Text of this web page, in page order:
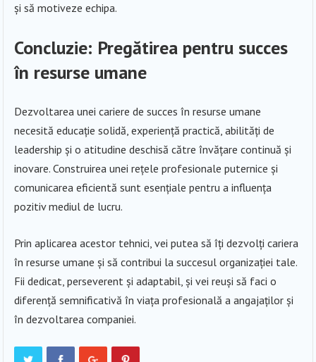
și să motiveze echipa.
Concluzie: Pregătirea pentru succes
în resurse umane
Dezvoltarea unei cariere de succes în resurse umane
necesită educație solidă, experiență practică, abilități de
leadership și o atitudine deschisă către învățare continuă și
inovare. Construirea unei rețele profesionale puternice și
comunicarea eficientă sunt esențiale pentru a influența
pozitiv mediul de lucru.
Prin aplicarea acestor tehnici, vei putea să îți dezvolți cariera
în resurse umane și să contribui la succesul organizației tale.
Fii dedicat, perseverent și adaptabil, și vei reuși să faci o
diferență semnificativă în viața profesională a angajaților și
în dezvoltarea companiei.